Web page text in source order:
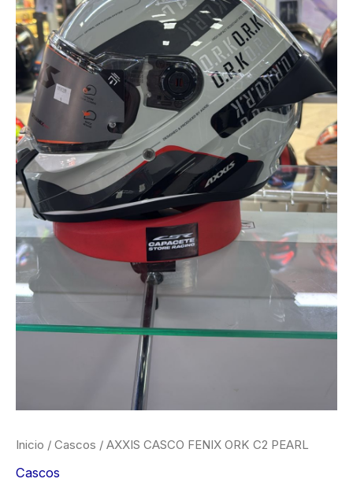
Inicio / Cascos / AXXIS CASCO FENIX ORK C2 PEARL
Cascos